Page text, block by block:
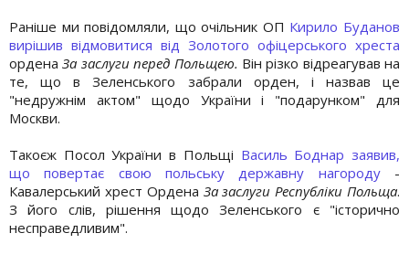
Раніше ми повідомляли, що очільник ОП Кирило Буданов
вирішив відмовитися від Золотого офіцерського хреста
орденаЗа заслуги перед Польщею. Він різко відреагував на
те, що в Зеленського забрали орден, і назвав це
"недружнім актом" щодо України і "подарунком" для
Москви.
Такоєж Посол України в Польщі Василь Боднар заявив,
що повертає свою польську державну нагороду-
Кавалерський хрест Ордена За заслуги Республіки Польща.
З його слів, рішення щодо Зеленського є "історично
несправедливим".